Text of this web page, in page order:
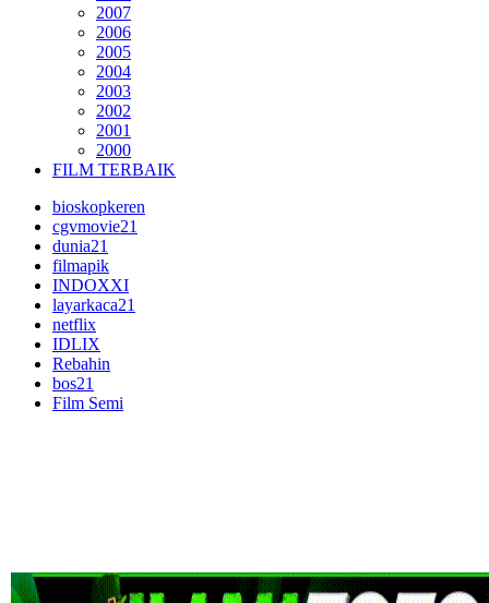
2007
2006
2005
2004
2003
2002
2001
2000
FILM TERBAIK
bioskopkeren
cgvmovie21
dunia21
filmapik
INDOXXI
layarkaca21
netflix
IDLIX
Rebahin
bos21
Film Semi